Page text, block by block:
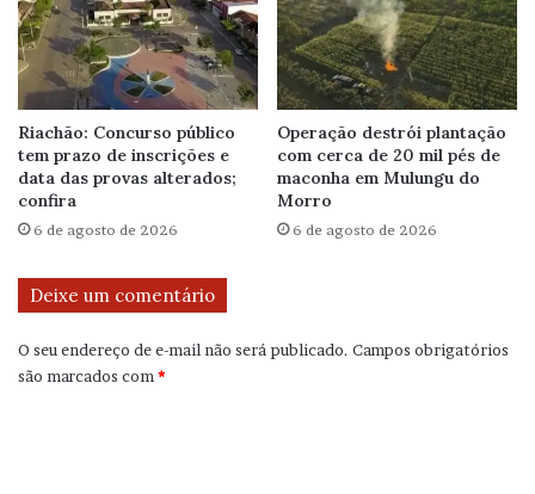
Riachão: Concurso público
tem prazo de inscrições e
data das provas alterados;
confira
6 de agosto de 2026
Operação destrói plantação
com cerca de 20 mil pés de
maconha em Mulungu do
Morro
6 de agosto de 2026
Deixe um comentário
O seu endereço de e-mail não será publicado. Campos obrigatórios
são marcados com*